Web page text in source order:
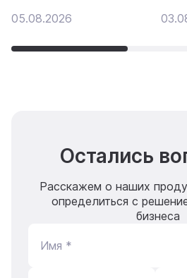
05.08.2026
Остались
Расскажем о наших
определиться с
бизнеса
Имя *